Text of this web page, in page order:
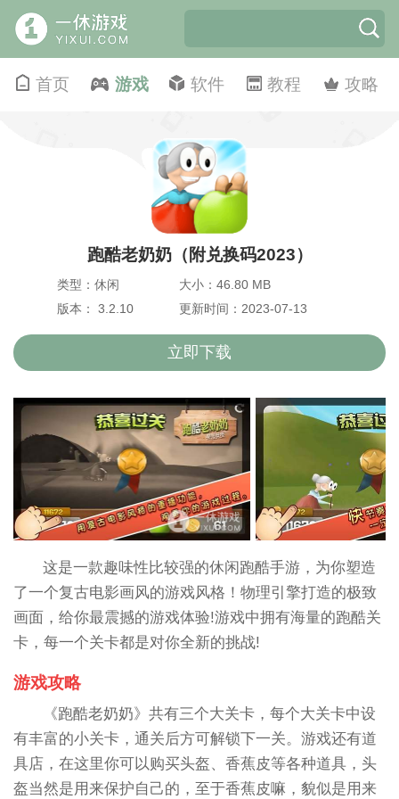
首页 游戏 软件 教程 攻略
跑酷老奶奶（附兑换码2023）
类型：休闲
大小：46.80 MB
版本： 3.2.10
更新时间：2023-07-13
立即下载
这是一款趣味性比较强的休闲跑酷手游，为你塑造
了一个复古电影画风的游戏风格！物理引擎打造的极致
画面，给你最震撼的游戏体验!游戏中拥有海量的跑酷关
卡，每一个关卡都是对你全新的挑战!
游戏攻略
《跑酷老奶奶》共有三个大关卡，每个大关卡中设
有丰富的小关卡，通关后方可解锁下一关。游戏还有道
具店，在这里你可以购买头盔、香蕉皮等各种道具，头
盔当然是用来保护自己的，至于香蕉皮嘛，貌似是用来